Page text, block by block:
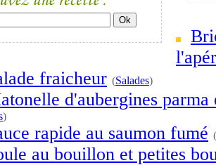
fraicheur (Salades)
d'aubergines
)
rapide au saumon fumé (
au bouillon et petites